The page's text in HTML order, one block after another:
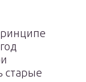
старые